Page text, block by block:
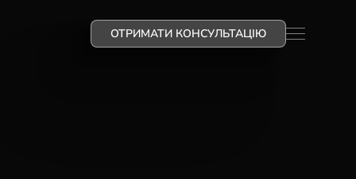
ОТРИМАТИ КОНСУЛЬТАЦІЮ